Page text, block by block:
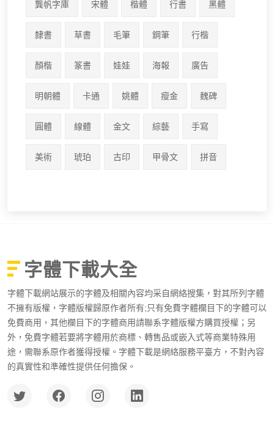
龔帆字庫 宋體 楷體 行書 黑體
隸書 草書 毛筆 鋼筆 行楷
顏楷 篆書 娃娃 海報 廣告
明朝體 卡通 姚體 瘦金 魏碑
圓體 線體 金文 綜藝 手寫
美術 琥珀 古印 甲骨文 拼音
字體下載大全
字體下載網站展示的字體及相關內容均采自網絡搜集，對其所列字體
不擁有版權，字體版權歸原作者所有;只有免費字體欄目下的字體可以
免費商用，其他欄目下的字體商用請聯系字體版權方購買授權；另
外，免費字體若要將字體用於商標、轉售品或嵌入式等商業特殊用
途，需聯系原作者獲得授權。字體下載是網絡服務平臺方，不對內容
的真實性和準確性提供任何擔保。